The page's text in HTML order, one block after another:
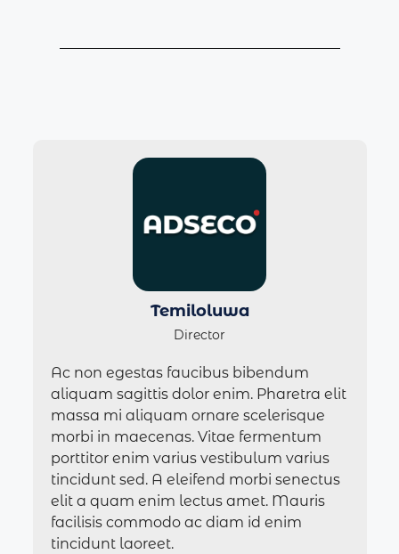
Temiloluwa
Director
Ac non egestas faucibus bibendum
aliquam sagittis dolor enim. Pharetra elit
massa mi aliquam ornare scelerisque
morbi in maecenas. Vitae fermentum
porttitor enim varius vestibulum varius
tincidunt sed. A eleifend morbi senectus
elit a quam enim lectus amet. Mauris
facilisis commodo ac diam id enim
tincidunt laoreet.